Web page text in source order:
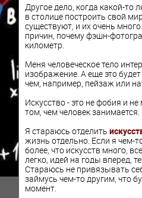
Другое дело, когда какой-то
в столице построить свой
существуют, и их очень
причин, почему фэшн-
километр.
Меня человеческое тело
изображение. А еще это
чем, например, пейзаж или
Искусство - это не фобия и
том, чем человек занимается.
Я стараюсь отделить
жизнь отдельно. Если я чем-
более, что искусств много,
легко, идей на годы вперед,
Стараюсь не привязывать
займусь чем-то другим, что
момент.